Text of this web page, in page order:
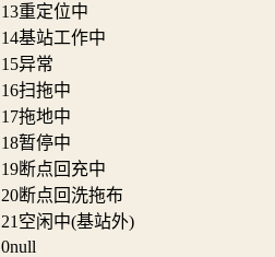
13重定位中
14基站工作中
15异常
16扫拖中
17拖地中
18暂停中
19断点回充中
20断点回洗拖布
21 空闲中(基站外)
0null